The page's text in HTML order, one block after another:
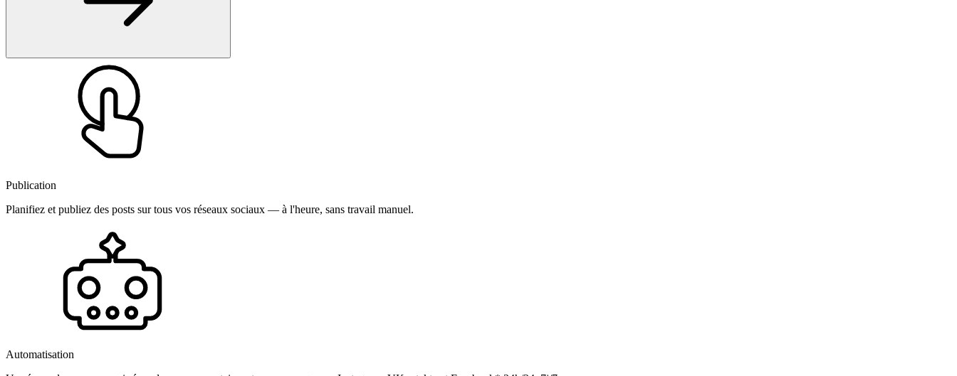
Publication
Planifiez et publiez des posts sur tous vos réseaux sociaux — à l'heure, sans travail manuel.
Automatisation